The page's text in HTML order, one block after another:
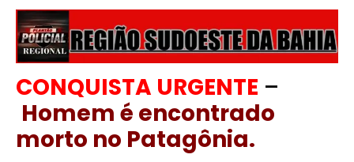
CONQUISTA URGENTE –
Homem é encontrado
morto no Patagônia.